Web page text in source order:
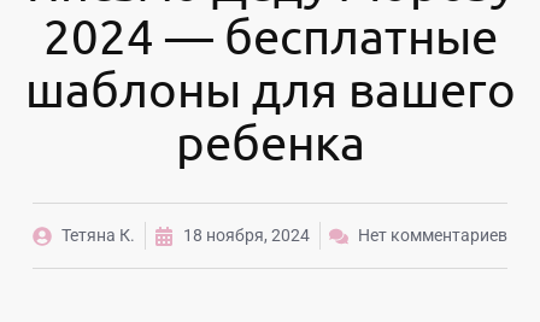
2024 — бесплатные
шаблоны для вашего
ребенка
Тетяна К. 18 ноября, 2024 Нет комментариев